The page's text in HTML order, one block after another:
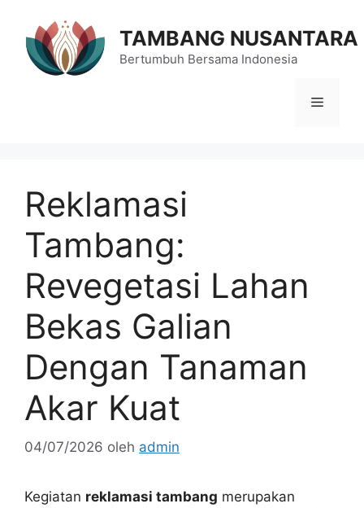
TAMBANG NUSANTARA
Bertumbuh Bersama Indonesia
Menu
Reklamasi
Tambang:
Revegetasi Lahan
Bekas Galian
Dengan Tanaman
Akar Kuat
04/07/2026 oleh admin
Kegiatan reklamasi tambang merupakan